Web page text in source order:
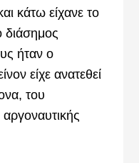
κάτω είχανε το
ήταν ο
είχε ανατεθεί
του